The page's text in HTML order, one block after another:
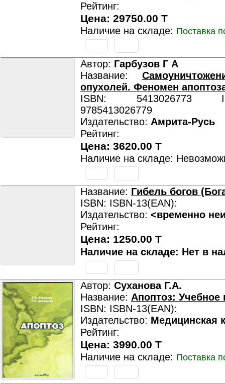
Рейтинг:
Цена: 29750.00 T
Наличие на складе: Поставка
Автор: Гарбузов Г А
Название:
опухолей. Феномен
ISBN: 5413026773
9785413026779
Издательство: Амрита-Русь
Рейтинг:
Цена: 3620.00 T
Наличие на складе:
Название: Гибель богов
ISBN: ISBN-13(EAN):
Издательство: <временно
Рейтинг:
Цена: 1250.00 T
Наличие на складе: Нет в
Автор: Суханова Г.А.
Название: Апоптоз: Учебное
ISBN: ISBN-13(EAN):
Издательство: Медицинская
Рейтинг:
Цена: 3990.00 T
Наличие на складе: Поставка